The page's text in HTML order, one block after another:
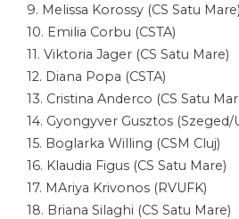
9. Melissa Korossy (CS Satu Mare)
10. Emilia Corbu (CSTA)
11. Viktoria Jager (CS Satu Mare)
12. Diana Popa (CSTA)
13. Cristina Anderco (CS Satu
14. Gyongyver Gusztos (Szeged/
15. Boglarka Willing (CSM Cluj)
16. Klaudia Figus (CS Satu Mare)
17. MAriya Krivonos (RVUFK)
18. Briana Silaghi (CS Satu Mare)